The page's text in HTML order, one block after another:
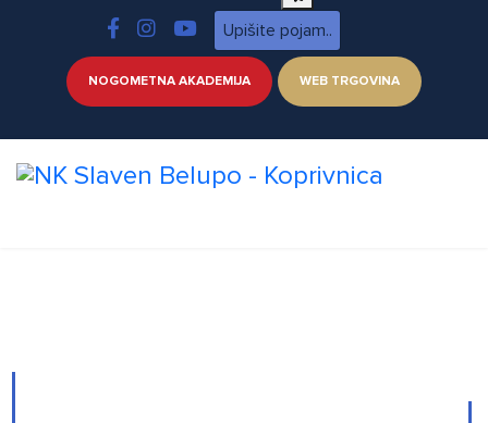
NOGOMETNA AKADEMIJA WEB TRGOVINA